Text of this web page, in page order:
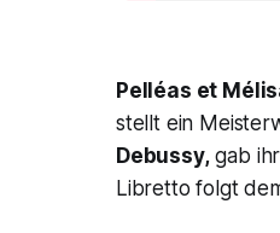
Pelléas et
stellt ein
Debussy,gab ihr
Libretto folgt